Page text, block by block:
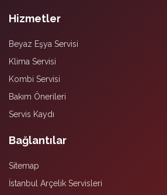
Hizmetler
Beyaz Eşya Servisi
Klima Servisi
Kombi Servisi
Bakım Önerileri
Servis Kaydı
Bağlantılar
Sitemap
İstanbul Arçelik Servisleri